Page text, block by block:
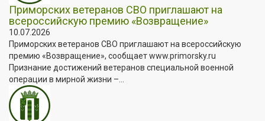
Приморских ветеранов СВО приглашают на
всероссийскую премию «Возвращение»
10.07.2026
Приморских ветеранов СВО приглашают на всероссийскую
премию «Возвращение», сообщает www.primorsky.ru
Признание достижений ветеранов специальной военной
операции в мирной жизни –...